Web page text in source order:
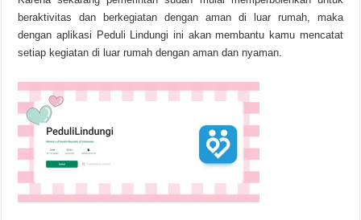
beraktivitas dan berkegiatan dengan aman di luar rumah, maka
dengan aplikasi Peduli Lindungi ini akan membantu kamu mencatat
setiap kegiatan di luar rumah dengan aman dan nyaman.